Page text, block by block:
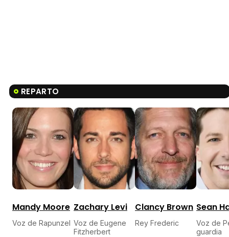
REPARTO
Mandy Moore
Voz de Rapunzel
Zachary Levi
Voz de Eugene
Fitzherbert
Clancy Brown
Rey Frederic
Sean
Voz de
guardia